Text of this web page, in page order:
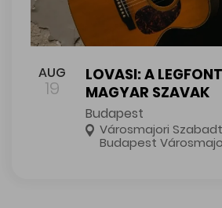
AUG
19
LOVASI: A
MAGYAR SZAVAK
Budapest
Városmajori
Budapest